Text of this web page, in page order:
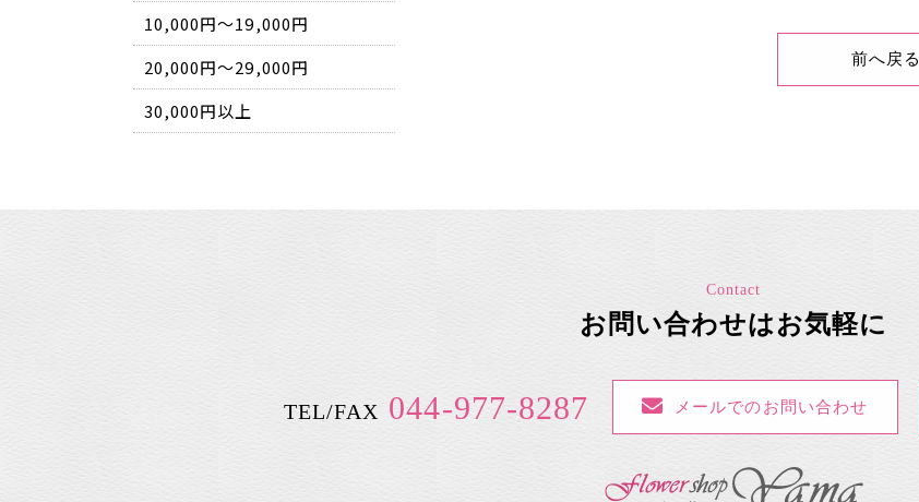
前へ戻る
10,000円～19,000円
20,000円～29,000円
30,000円以上
Contact
お問い合わせはお気軽に
TEL/FAX 044-977-8287 メールでのお問い合わせ